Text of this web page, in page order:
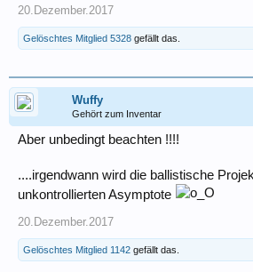
20.Dezember.2017
Gelöschtes Mitglied 5328 gefällt das.
Wuffy
Gehört zum Inventar
Aber unbedingt beachten !!!!
....irgendwann wird die ballistische
unkontrollierten Asymptote
20.Dezember.2017
Gelöschtes Mitglied 1142 gefällt das.